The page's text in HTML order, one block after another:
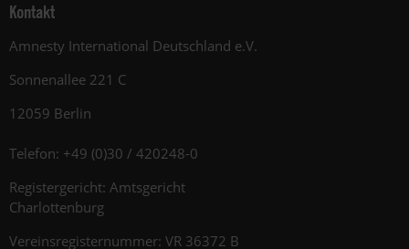
Kontakt
Amnesty International Deutschland e.V.
Sonnenallee 221 C
12059 Berlin
Telefon: +49 (0)30 / 420248-0
Registergericht: Amtsgericht
Charlottenburg
Vereinsregisternummer: VR 36372 B